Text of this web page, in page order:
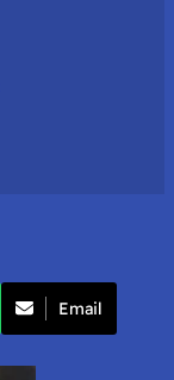
Email